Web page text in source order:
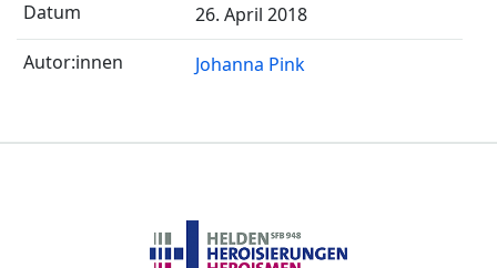
26. April 2018
Johanna Pink